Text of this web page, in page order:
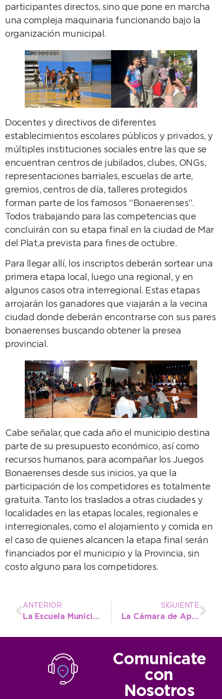
participantes directos, sino que pone en marcha
una compleja maquinaria funcionando bajo la
organización municipal.
Docentes y directivos de diferentes
establecimientos escolares públicos y privados, y
múltiples instituciones sociales entre las que se
encuentran centros de jubilados, clubes, ONGs,
representaciones barriales, escuelas de arte,
gremios, centros de día, talleres protegidos
forman parte de los famosos “Bonaerenses”.
Todos trabajando para las competencias que
concluirán con su etapa final en la ciudad de Mar
del Plat,a prevista para fines de octubre.
Para llegar allí, los inscriptos deberán sortear una
primera etapa local, luego una regional, y en
algunos casos otra interregional. Estas etapas
arrojarán los ganadores que viajarán a la vecina
ciudad donde deberán encontrarse con sus pares
bonaerenses buscando obtener la presea
provincial.
Cabe señalar, que cada año el municipio destina
parte de su presupuesto económico, así como
recursos humanos, para acompañar los Juegos
Bonaerenses desde sus inicios, ya que la
participación de los competidores es totalmente
gratuita. Tanto los traslados a otras ciudades y
localidades en las etapas locales, regionales e
interregionales, como el alojamiento y comida en
el caso de quienes alcancen la etapa final serán
financiados por el municipio y la Provincia, sin
costo alguno para los competidores.
ANTERIOR
La Escuela Municipal de Hockey necochense participó en el Encuentro de Lobería
SIGUIENTE
La Cámara de Apelación convalidó el procedimiento municipal y dejó sin efecto la suspensión de la subasta del Complejo Casino
Comunicate
con
Nosotros